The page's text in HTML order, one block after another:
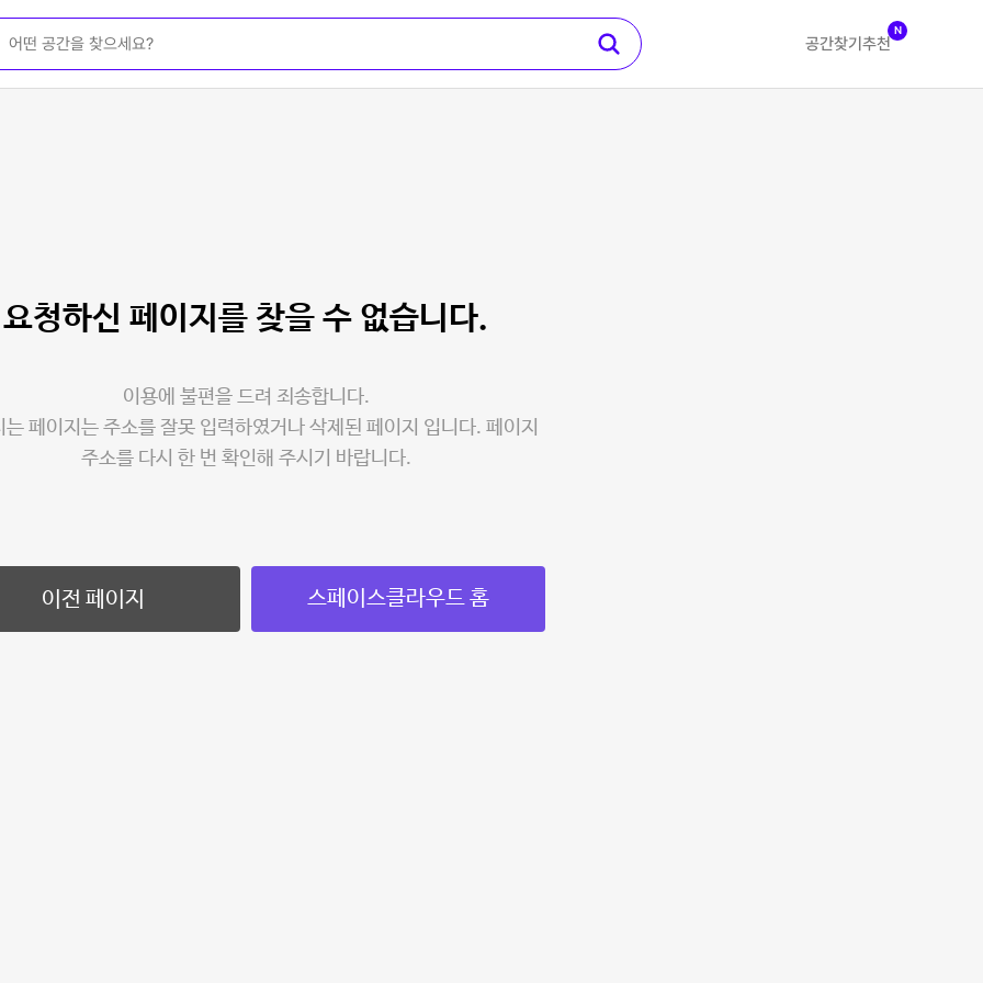
공간찾기 추천
N
요청하신 페이지를 찾을 수 없습니다.
이용에 불편을 드려 죄송합니다.
는 페이지는 주소를 잘못 입력하였거나 삭제된 페이지 입니다. 페이지
주소를 다시 한 번 확인해 주시기 바랍니다.
이전 페이지 스페이스클라우드 홈